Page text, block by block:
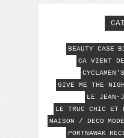
BEAUTY CASE
CA VIENT
GIVE ME THE
LE JEAN-
LE TRUC CHIC ET
MAISON / DECO
PORTNAWAK